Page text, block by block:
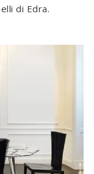
di Edra.